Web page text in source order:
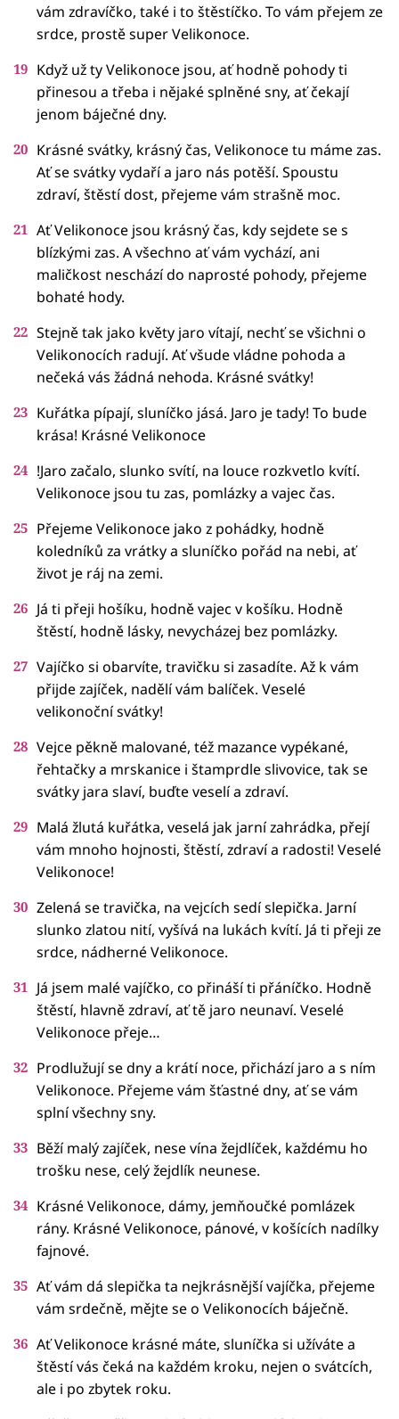
vám zdravíčko, také i to štěstíčko. To vám přejem ze
srdce, prostě super Velikonoce.
Když už ty Velikonoce jsou, ať hodně pohody ti
přinesou a třeba i nějaké splněné sny, ať čekají
jenom báječné dny.
Krásné svátky, krásný čas, Velikonoce tu máme zas.
Ať se svátky vydaří a jaro nás potěší. Spoustu
zdraví, štěstí dost, přejeme vám strašně moc.
Ať Velikonoce jsou krásný čas, kdy sejdete se s
blízkými zas. A všechno ať vám vychází, ani
maličkost neschází do naprosté pohody, přejeme
bohaté hody.
Stejně tak jako květy jaro vítají, nechť se všichni o
Velikonocích radují. Ať všude vládne pohoda a
nečeká vás žádná nehoda. Krásné svátky!
Kuřátka pípají, sluníčko jásá. Jaro je tady! To bude
krása! Krásné Velikonoce
!Jaro začalo, slunko svítí, na louce rozkvetlo kvítí.
Velikonoce jsou tu zas, pomlázky a vajec čas.
Přejeme Velikonoce jako z pohádky, hodně
koledníků za vrátky a sluníčko pořád na nebi, ať
život je ráj na zemi.
Já ti přeji hošíku, hodně vajec v košíku. Hodně
štěstí, hodně lásky, nevycházej bez pomlázky.
Vajíčko si obarvíte, travičku si zasadíte. Až k vám
přijde zajíček, nadělí vám balíček. Veselé
velikonoční svátky!
Vejce pěkně malované, též mazance vypékané,
řehtačky a mrskanice i štamprdle slivovice, tak se
svátky jara slaví, buďte veselí a zdraví.
Malá žlutá kuřátka, veselá jak jarní zahrádka, přejí
vám mnoho hojnosti, štěstí, zdraví a radosti! Veselé
Velikonoce!
Zelená se travička, na vejcích sedí slepička. Jarní
slunko zlatou nití, vyšívá na lukách kvítí. Já ti přeji ze
srdce, nádherné Velikonoce.
Já jsem malé vajíčko, co přináší ti přáníčko. Hodně
štěstí, hlavně zdraví, ať tě jaro neunaví. Veselé
Velikonoce přeje…
Prodlužují se dny a krátí noce, přichází jaro a s ním
Velikonoce. Přejeme vám šťastné dny, ať se vám
splní všechny sny.
Běží malý zajíček, nese vína žejdlíček, každému ho
trošku nese, celý žejdlík neunese.
Krásné Velikonoce, dámy, jemňoučké pomlázek
rány. Krásné Velikonoce, pánové, v košících nadílky
fajnové.
Ať vám dá slepička ta nejkrásnější vajíčka, přejeme
vám srdečně, mějte se o Velikonocích báječně.
Ať Velikonoce krásné máte, sluníčka si užíváte a
štěstí vás čeká na každém kroku, nejen o svátcích,
ale i po zbytek roku.